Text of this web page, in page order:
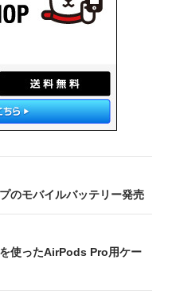
のモバイルバッテリー発売
使ったAirPods Pro用ケー